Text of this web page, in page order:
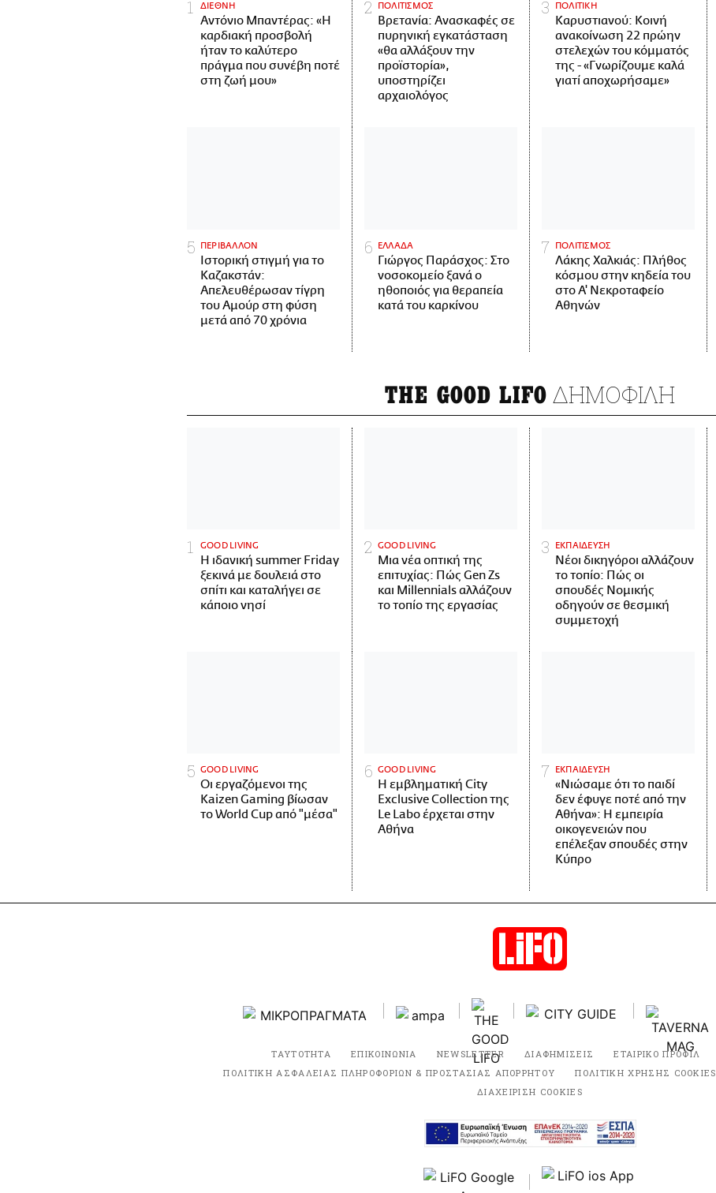
ΔΙΕΘΝΗ
Αντόνιο Μπαντέρας: «Η
καρδιακή προσβολή
ήταν το καλύτερο
πράγμα που συνέβη ποτέ
στη ζωή μου»
ΠΟΛΙΤΙΣΜΟΣ
Βρετανία: Ανασκαφές σε
πυρηνική εγκατάσταση
«θα αλλάξουν την
προϊστορία»,
υποστηρίζει
αρχαιολόγος
ΠΟΛΙΤΙΚΗ
Καρυστιανού: Κοινή
ανακοίνωση 22 πρώην
στελεχών του κόμματός
της - «Γνωρίζουμε καλά
γιατί αποχωρήσαμε»
ΠΕΡΙΒΑΛΛΟΝ
Ιστορική στιγμή για το
Καζακστάν:
Απελευθέρωσαν τίγρη
του Αμούρ στη φύση
μετά από 70 χρόνια
ΕΛΛΑΔΑ
Γιώργος Παράσχος: Στο
νοσοκομείο ξανά ο
ηθοποιός για θεραπεία
κατά του καρκίνου
ΠΟΛΙΤΙΣΜΟΣ
Λάκης Χαλκιάς: Πλήθος
κόσμου στην κηδεία του
στο Α' Νεκροταφείο
Αθηνών
THE GOOD LIFO ΔΗΜΟΦΙΛΗ
GOOD LIVING
Η ιδανική summer Friday
ξεκινά με δουλειά στο
σπίτι και καταλήγει σε
κάποιο νησί
GOOD LIVING
Μια νέα οπτική της
επιτυχίας: Πώς Gen Zs
και Millennials αλλάζουν
το τοπίο της εργασίας
ΕΚΠΑΙΔΕΥΣΗ
Νέοι δικηγόροι αλλάζουν
το τοπίο: Πώς οι
σπουδές Νομικής
οδηγούν σε θεσμική
συμμετοχή
GOOD LIVING
Οι εργαζόμενοι της
Kaizen Gaming βίωσαν
το World Cup από "μέσα"
GOOD LIVING
Η εμβληματική City
Exclusive Collection της
Le Labo έρχεται στην
Αθήνα
ΕΚΠΑΙΔΕΥΣΗ
«Νιώσαμε ότι το παιδί
δεν έφυγε ποτέ από την
Αθήνα»: Η εμπειρία
οικογενειών που
επέλεξαν σπουδές στην
Κύπρο
ΤΑΥΤΟΤΗΤΑ ΕΠΙΚΟΙΝΩΝΙΑ NEWSLETTER ΔΙΑΦΗΜΙΣΕΙΣ ΕΤΑΙΡΙΚΟ ΠΡΟΦΙΛ
ΠΟΛΙΤΙΚΗ ΑΣΦΑΛΕΙΑΣ ΠΛΗΡΟΦΟΡΙΩΝ & ΠΡΟΣΤΑΣΙΑΣ ΑΠΟΡΡΗΤΟΥ
ΠΟΛΙΤΙΚΗ ΧΡΗΣΗΣ COOKIES
ΔΙΑΧΕΙΡΙΣΗ COOKIES